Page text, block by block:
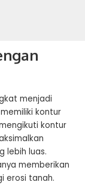
menjadi
kontur
kontur
lebih luas.
memberikan
erosi tanah.